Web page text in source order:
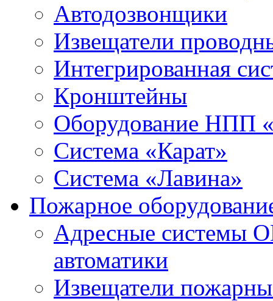
Автодозвонщики
Извещатели
Интегрированная
Кронштейны
Оборудование НПП
Система «Карат»
Система «Лавина»
Пожарное
Адресные системы
автоматики
Извещатели